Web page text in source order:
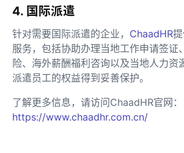
4. 国际派遣
针对需要国际派遣的企业， ChaadHR
服务，包括协助办理当地工作申请签证
险、海外薪酬福利咨询以及当地人力资
派遣员工的权益得到妥善保护。
了解更多信息，请访问ChaadHR官网：
https://www.chaadhr.com.cn/